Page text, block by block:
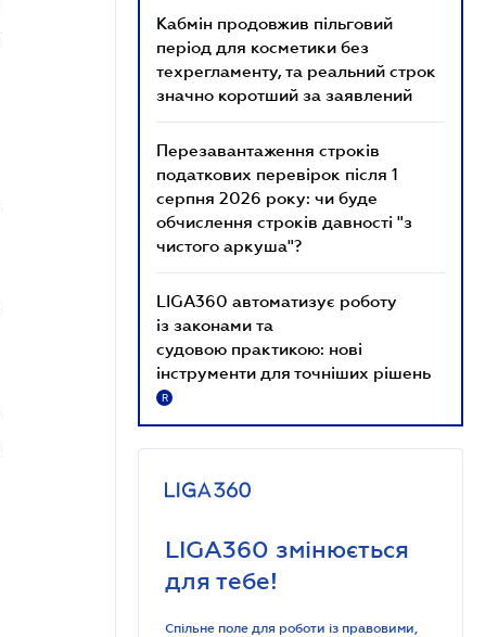
Кабмін продовжив пільговий
період для косметики без
техрегламенту, та реальний строк
значно коротший за заявлений
Перезавантаження строків
податкових перевірок після 1
серпня 2026 року: чи буде
обчислення строків давності "з
чистого аркуша"?
LIGA360 автоматизує роботу
із законами та
судовою практикою: нові
інструменти для точніших рішень
R
LIGA360 змінюється
для тебе!
Спільне поле для роботи із правовими,